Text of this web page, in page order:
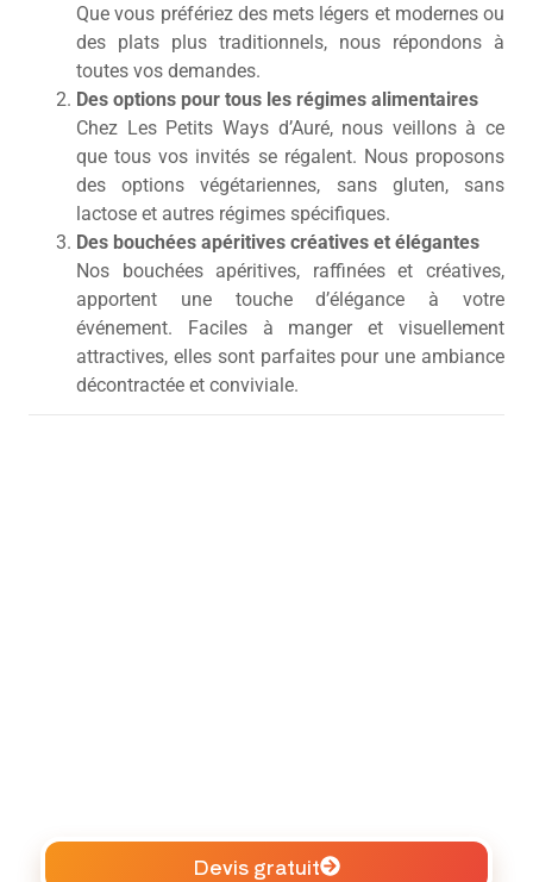
Que vous préfériez des mets légers et modernes ou
des plats plus traditionnels, nous répondons à
toutes vos demandes.
Des options pour tous les régimes alimentaires
Chez Les Petits Ways d’Auré, nous veillons à ce
que tous vos invités se régalent. Nous proposons
des options végétariennes, sans gluten, sans
lactose et autres régimes spécifiques.
Des bouchées apéritives créatives et élégantes
Nos bouchées apéritives, raffinées et créatives,
apportent une touche d’élégance à votre
événement. Faciles à manger et visuellement
attractives, elles sont parfaites pour une ambiance
décontractée et conviviale.
Devis gratuit